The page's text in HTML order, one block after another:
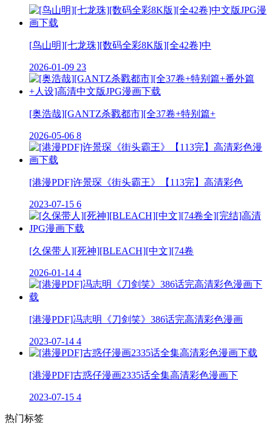
[鸟山明][七龙珠][数码全彩8K版][全42卷]中
2026-01-09 23
[奥浩哉][GANTZ杀戮都市][全37卷+特别篇+
2026-05-06 8
[港漫PDF]许景琛《街头霸王》【113完】高清彩色
2023-07-15 6
[久保带人][死神][BLEACH][中文][74卷
2026-01-14 4
[港漫PDF]冯志明《刀剑笑》386话完高清彩色漫画
2023-07-14 4
[港漫PDF]古惑仔漫画2335话全集高清彩色漫画下
2023-07-15 4
热门标签